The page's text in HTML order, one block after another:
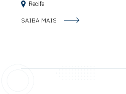
Recife
SAIBA MAIS